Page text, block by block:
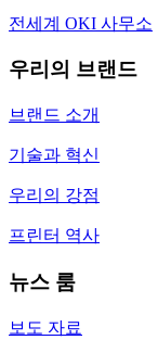
전세계 OKI 사무소
우리의 브랜드
브랜드 소개
기술과 혁신
우리의 강점
프린터 역사
뉴스 룸
보도 자료